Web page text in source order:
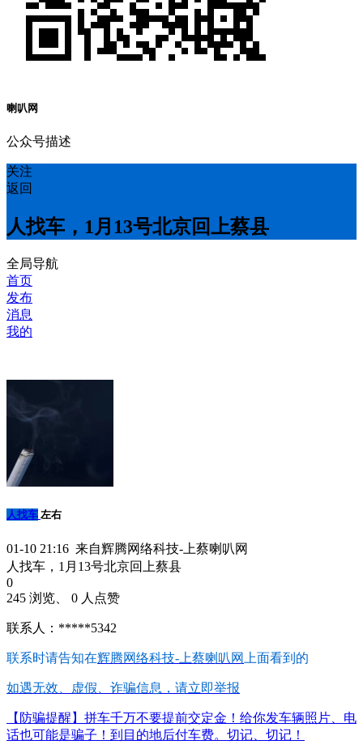
喇叭网
公众号描述
关注
返回
人找车，1月13号北京回上蔡县
全局导航
首页
发布
消息
我的
人找车 左右
01-10 21:16 来自辉腾网络科技-上蔡喇叭网
人找车，1月13号北京回上蔡县
0
245 浏览、 0 人点赞
联系人：*****5342
联系时请告知在辉腾网络科技-上蔡喇叭网 上面看到的
如遇无效、虚假、诈骗信息，请立即举报
【防骗提醒】拼车千万不要提前交定金！给你发车辆照片、电
话也可能是骗子！到目的地后付车费。切记、切记！